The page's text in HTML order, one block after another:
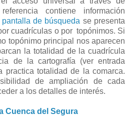
contiene información
pantalla de búsqueda se presenta
cuadrículas o por topónimos. Si
topónimo principal nos aparecen
la totalidad de la cuadrícula
de la cartografía (ver entrada
practica totalidad de la comarca.
de ampliación de cada
a los detalles de interés.
Cuenca del Segura